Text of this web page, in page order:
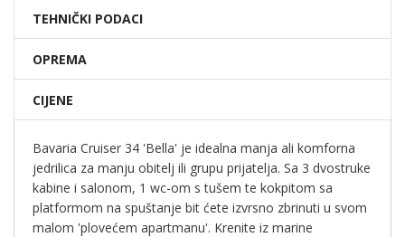
TEHNIČKI PODACI
OPREMA
CIJENE
Bavaria Cruiser 34 'Bella' je idealna manja ali komforna
jedrilica za manju obitelj ili grupu prijatelja. Sa 3 dvostruke
kabine i salonom, 1 wc-om s tušem te kokpitom sa
platformom na spuštanje bit ćete izvrsno zbrinuti u svom
malom 'plovećem apartmanu'. Krenite iz marine